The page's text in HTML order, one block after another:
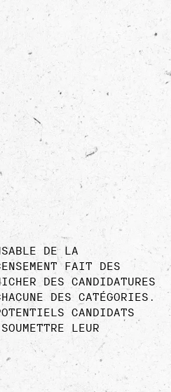
DE LA
FAIT DES
DES CANDIDATURES
DES CATÉGORIES.
CANDIDATS
LEUR